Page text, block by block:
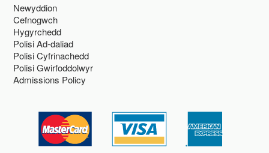
Newyddion
Cefnogwch
Hygyrchedd
Polisi Ad-daliad
Polisi Cyfrinachedd
Polisi Gwirfoddolwyr
Admissions Policy